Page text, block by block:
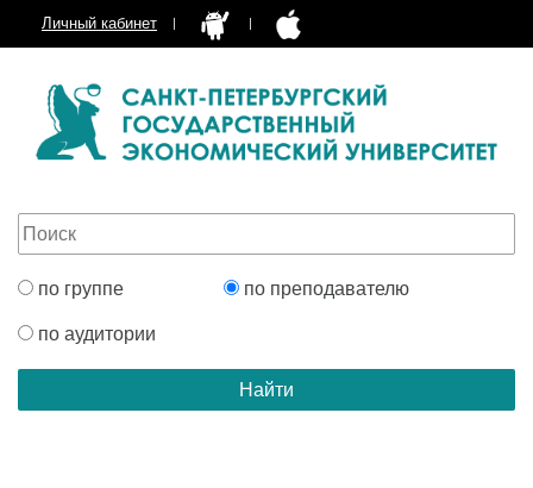
Личный кабинет
по группе по преподавателю
по аудитории